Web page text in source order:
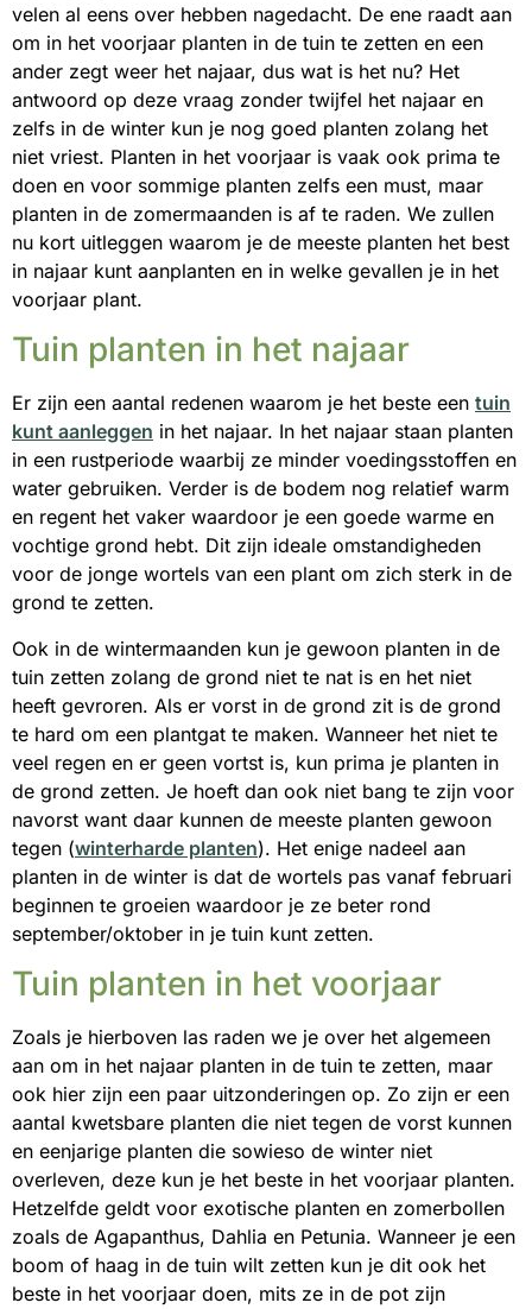
velen al eens over hebben nagedacht. De ene raadt aan
om in het voorjaar planten in de tuin te zetten en een
ander zegt weer het najaar, dus wat is het nu? Het
antwoord op deze vraag zonder twijfel het najaar en
zelfs in de winter kun je nog goed planten zolang het
niet vriest. Planten in het voorjaar is vaak ook prima te
doen en voor sommige planten zelfs een must, maar
planten in de zomermaanden is af te raden. We zullen
nu kort uitleggen waarom je de meeste planten het best
in najaar kunt aanplanten en in welke gevallen je in het
voorjaar plant.
Tuin planten in het najaar
Er zijn een aantal redenen waarom je het beste een tuin
kunt aanleggen in het najaar. In het najaar staan planten
in een rustperiode waarbij ze minder voedingsstoffen en
water gebruiken. Verder is de bodem nog relatief warm
en regent het vaker waardoor je een goede warme en
vochtige grond hebt. Dit zijn ideale omstandigheden
voor de jonge wortels van een plant om zich sterk in de
grond te zetten.
Ook in de wintermaanden kun je gewoon planten in de
tuin zetten zolang de grond niet te nat is en het niet
heeft gevroren. Als er vorst in de grond zit is de grond
te hard om een plantgat te maken. Wanneer het niet te
veel regen en er geen vortst is, kun prima je planten in
de grond zetten. Je hoeft dan ook niet bang te zijn voor
navorst want daar kunnen de meeste planten gewoon
tegen (winterharde planten). Het enige nadeel aan
planten in de winter is dat de wortels pas vanaf februari
beginnen te groeien waardoor je ze beter rond
september/oktober in je tuin kunt zetten.
Tuin planten in het voorjaar
Zoals je hierboven las raden we je over het algemeen
aan om in het najaar planten in de tuin te zetten, maar
ook hier zijn een paar uitzonderingen op. Zo zijn er een
aantal kwetsbare planten die niet tegen de vorst kunnen
en eenjarige planten die sowieso de winter niet
overleven, deze kun je het beste in het voorjaar planten.
Hetzelfde geldt voor exotische planten en zomerbollen
zoals de Agapanthus, Dahlia en Petunia. Wanneer je een
boom of haag in de tuin wilt zetten kun je dit ook het
beste in het voorjaar doen, mits ze in de pot zijn